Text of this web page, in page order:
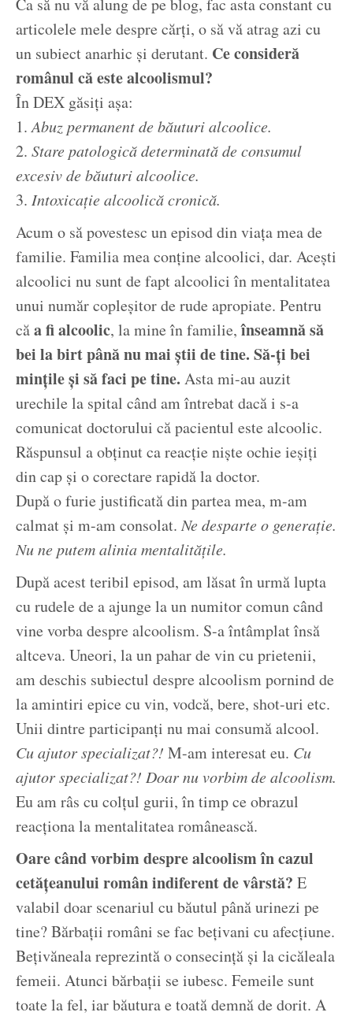
articolele mele despre cărți, o să vă atrag azi cu
un subiect anarhic și derutant. Ce consideră
românul că este alcoolismul?
În DEX găsiți așa:
1.Abuz permanent de băuturi alcoolice.
2. Stare patologică determinată de consumul
excesiv de băuturi alcoolice.
3. Intoxicație alcoolică cronică.
Acum o să povestesc un episod din viața mea de
familie. Familia mea conține alcoolici, dar. Acești
alcoolici nu sunt de fapt alcoolici în mentalitatea
unui număr copleșitor de rude apropiate. Pentru
căa fi alcoolic, la mine în familie,înseamnă să
bei la birt până nu mai știi de tine. Să-ți bei
mințile și să faci pe tine. Asta mi-au auzit
urechile la spital când am întrebat dacă i s-a
comunicat doctorului că pacientul este alcoolic.
Răspunsul a obținut ca reacție niște ochie ieșiți
din cap și o corectare rapidă la doctor.
După o furie justificată din partea mea, m-am
calmat și m-am consolat.Ne desparte o generație.
Nu ne putem alinia mentalitățile.
După acest teribil episod, am lăsat în urmă lupta
cu rudele de a ajunge la un numitor comun când
vine vorba despre alcoolism. S-a întâmplat însă
altceva. Uneori, la un pahar de vin cu prietenii,
am deschis subiectul despre alcoolism pornind de
la amintiri epice cu vin, vodcă, bere, shot-uri etc.
Unii dintre participanți nu mai consumă alcool.
Cu ajutor specializat?! M-am interesat eu. Cu
ajutor specializat?! Doar nu vorbim de alcoolism.
Eu am râs cu colțul gurii, în timp ce obrazul
reacționa la mentalitatea românească.
Oare când vorbim despre alcoolism în cazul
cetățeanului român indiferent de vârstă? E
valabil doar scenariul cu băutul până urinezi pe
tine? Bărbații români se fac bețivani cu afecțiune.
Bețivăneala reprezintă o consecință și la cicăleala
femeii. Atunci bărbații se iubesc. Femeile sunt
toate la fel, iar băutura e toată demnă de dorit. A